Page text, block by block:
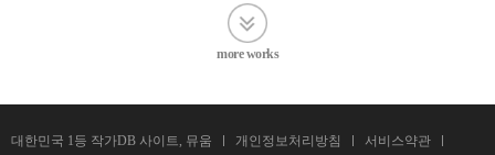
more works
대한민국 1등 작가DB 사이트, 뮤움 개인정보처리방침 서비스약관